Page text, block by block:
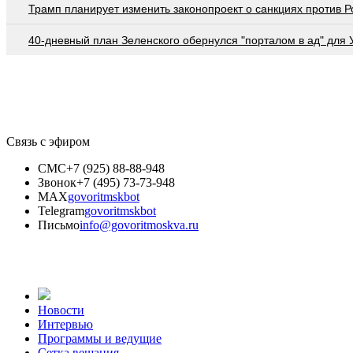
Трамп планирует изменить законопроект о санкциях против
40-дневный план Зеленского обернулся "порталом в ад" для
Связь с эфиром
СМС+7 (925) 88-88-948
Звонок+7 (495) 73-73-948
MAXgovoritmskbot
Telegramgovoritmskbot
Письмоinfo@govoritmoskva.ru
Новости
Интервью
Программы и ведущие